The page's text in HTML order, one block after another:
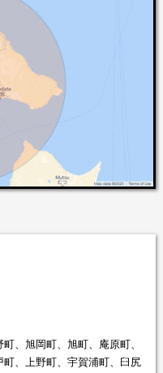
、旭岡町、旭町、庵原町、
、上野町、宇賀浦町、臼尻